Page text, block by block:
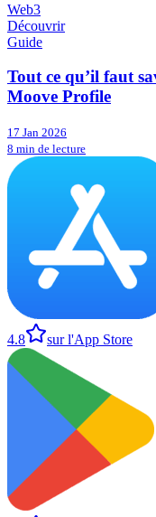
Web3
Découvrir
Guide
Tout ce qu’il faut
Moove Profile
17 Jan 2026
8 min de lecture
4.8 sur l'App Store